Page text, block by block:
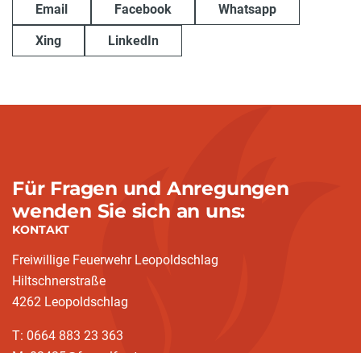
Email Facebook Whatsapp
Xing LinkedIn
Für Fragen und Anregungen
wenden Sie sich an uns:
KONTAKT
Freiwillige Feuerwehr Leopoldschlag
Hiltschnerstraße
4262 Leopoldschlag
T: 0664 883 23 363